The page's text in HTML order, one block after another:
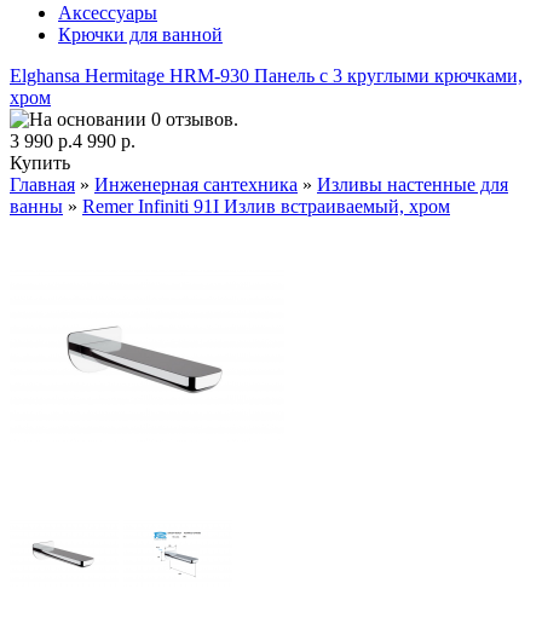
Аксессуары
Крючки для ванной
Elghansa Hermitage HRM-930 Панель с 3 круглыми крючками,
хром
3 990 р.4 990 р.
Купить
Главная » Инженерная сантехника » Изливы настенные для
ванны » Remer Infiniti 91I Излив встраиваемый, хром